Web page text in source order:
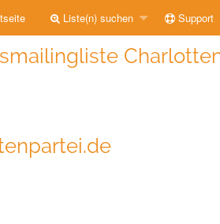
Liste(n) suchen Support